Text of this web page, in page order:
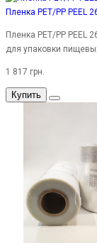
Пленка PET/PP PEEL
Пленка PET/PP PEEL
для упаковки
1 817 грн.
Купить